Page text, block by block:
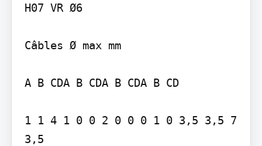
H07 VR Ø6
Câbles Ø max mm
A B CDA B CDA B CDA B CD
1 1 4 1 0 0 2 0 0 0 1 0 3,5 3,5 7
3,5